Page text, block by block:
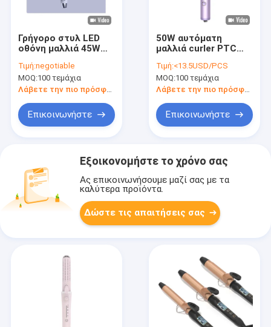
Γρήγορο στυλ LED
οθόνη μαλλιά 45W
θέρμανσης με
αξεσουάρ
Τιμή:negotiable
MOQ:100 τεμάχια
Λάβετε την πιο πρόσφατη τιμή
Επικοινωνήστε
50W αυτόματη
μαλλιά curler PTC
τουρμαλίνη κεραμική
ραβδί με αντικαύση
προστασία
υπενθύμιση
Τιμή:<13.5USD/PCS
MOQ:100 τεμάχια
Λάβετε την πιο πρόσφατη τιμή
Επικοινωνήστε
Εξοικονομήστε το χρόνο σας
Ας επικοινωνήσουμε μαζί σας με τα
καλύτερα προϊόντα.
Δώστε τις απαιτήσεις σας